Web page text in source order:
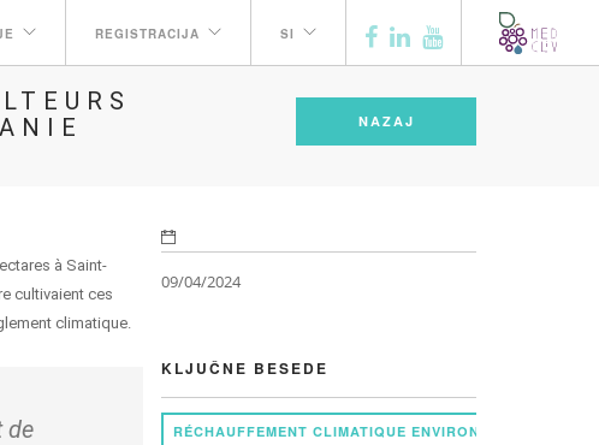
REGISTRACIJA SI
NAZAJ
à Saint-
cultivaient ces
climatique.
de
09/04/2024
KLJUČNE BESEDE
RÉCHAUFFEMENT CLIMATIQUE ENVIRONNEMENT